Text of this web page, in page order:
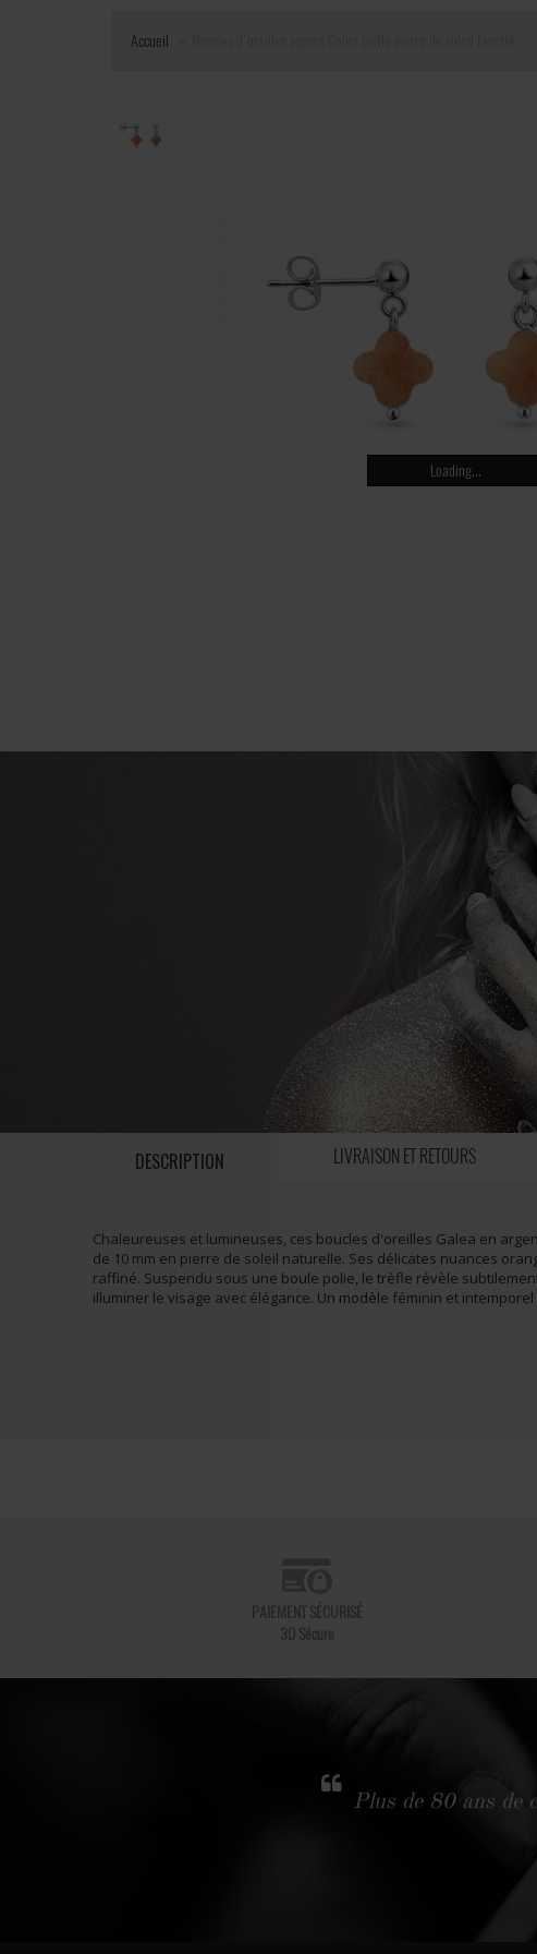
Accueil
Loading...
DESCRIPTION LIVRAISON ET RETOURS
Chaleureuses et lumineuses, ces boucles d'oreilles Galea en
de 10 mm en pierre de soleil naturelle. Ses délicates nuances
raffiné. Suspendu sous une boule polie, le trèfle révèle
illuminer le visage avec élégance. Un modèle féminin et
PAIEMENT SÉCURISÉ
3D Sécure
Plus de 80 ans de